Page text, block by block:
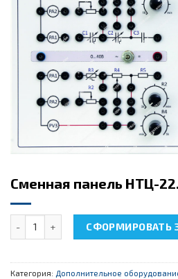
Сменная панель НТЦ-
Количество товара Сменная
СФОРМИРОВАТЬ
Категория: Дополнительное